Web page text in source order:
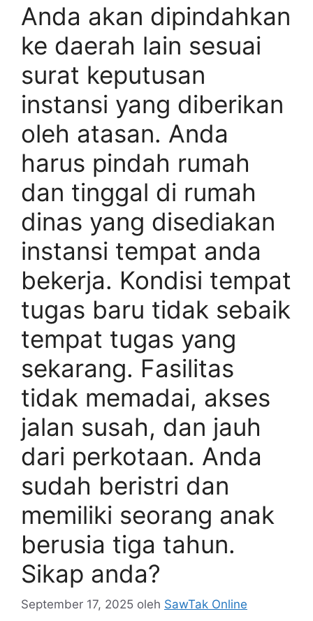
Anda akan dipindahkan
ke daerah lain sesuai
surat keputusan
instansi yang diberikan
oleh atasan. Anda
harus pindah rumah
dan tinggal di rumah
dinas yang disediakan
instansi tempat anda
bekerja. Kondisi tempat
tugas baru tidak sebaik
tempat tugas yang
sekarang. Fasilitas
tidak memadai, akses
jalan susah, dan jauh
dari perkotaan. Anda
sudah beristri dan
memiliki seorang anak
berusia tiga tahun.
Sikap anda?
September 17, 2025 oleh SawTak Online